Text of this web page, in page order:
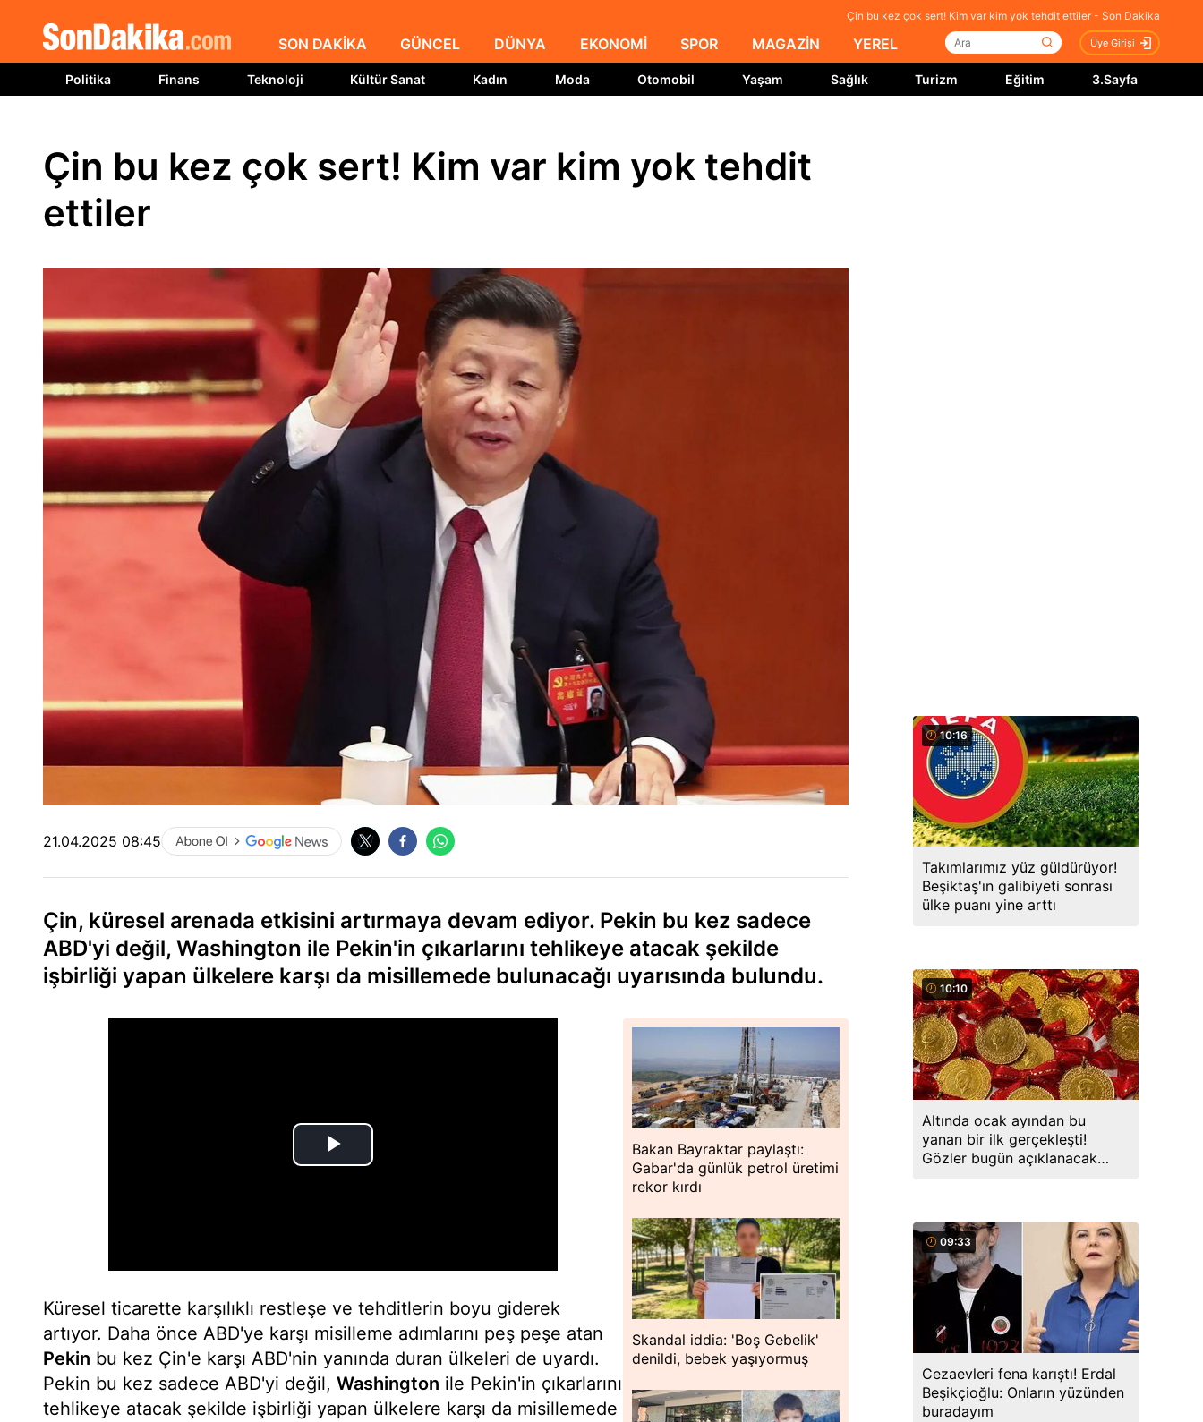
Çin bu kez çok sert! Kim var kim yok tehdit ettiler - Son Dakika
SON DAKİKA GÜNCEL DÜNYA EKONOMİ SPOR MAGAZİN YEREL Üye Girişi
Politika Finans Teknoloji Kültür Sanat Kadın Moda Otomobil Yaşam Sağlık Turizm Eğitim 3.Sayfa
Çin bu kez çok sert! Kim var kim yok tehdit
ettiler
21.04.2025 08:45
Çin, küresel arenada etkisini artırmaya devam ediyor. Pekin bu kez sadece
ABD'yi değil, Washington ile Pekin'in çıkarlarını tehlikeye atacak şekilde
işbirliği yapan ülkelere karşı da misillemede bulunacağı uyarısında bulundu.
Küresel ticarette karşılıklı restleşe ve tehditlerin boyu giderek
artıyor. Daha önce ABD'ye karşı misilleme adımlarını peş peşe atan
Pekin bu kez Çin'e karşı ABD'nin yanında duran ülkeleri de uyardı.
Pekin bu kez sadece ABD'yi değil, Washington ile Pekin'in çıkarlarını
tehlikeye atacak şekilde işbirliği yapan ülkelere karşı da misillemede
Bakan Bayraktar paylaştı:
Gabar'da günlük petrol üretimi
rekor kırdı
Skandal iddia: 'Boş Gebelik'
denildi, bebek yaşıyormuş
10:16
Takımlarımız yüz güldürüyor!
Beşiktaş'ın galibiyeti sonrası
ülke puanı yine arttı
10:10
Altında ocak ayından bu
yanan bir ilk gerçekleşti!
Gözler bugün açıklanacak
09:33
Cezaevleri fena karıştı! Erdal
Beşikçioğlu: Onların yüzünden
buradayım